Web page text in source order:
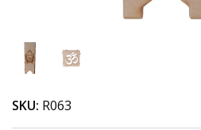
SKU: R063